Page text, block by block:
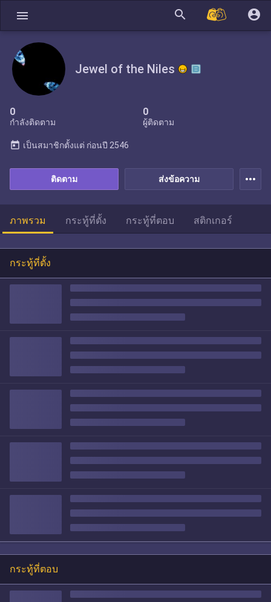
menu search account_circle
Jewel of the Niles
0
กำลังติดตาม
0
ผู้ติดตาม
ส่งข้อความ
ติดตาม
today เป็นสมาชิกตั้งแต่ ก่อนปี 2546
more_horiz
ภาพรวม กระทู้ที่ตั้ง กระทู้ที่ตอบ สติกเกอร์
กระทู้ที่ตั้ง
กระทู้ที่ตอบ